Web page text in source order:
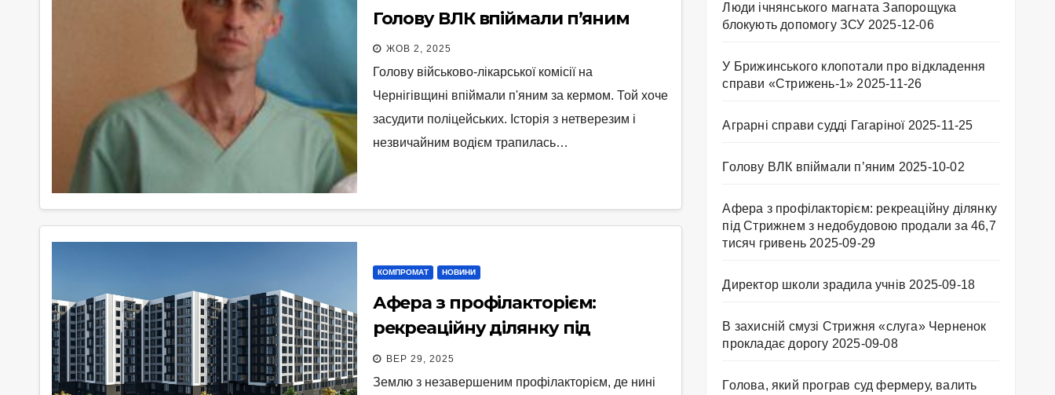
Голову ВЛК впіймали п’яним
ЖОВ 2, 2025
Голову військово-лікарської комісії на
Чернігівщині впіймали п'яним за кермом. Той хоче
засудити поліцейських. Історія з нетверезим і
незвичайним водієм трапилась…
КОМПРОМАТ НОВИНИ
Афера з профілакторієм:
рекреаційну ділянку під
Стрижнем з недобудовою
продали за 46,7 тисяч гривень
ВЕР 29, 2025
Землю з незавершеним профілакторієм, де нині
Люди ічнянського магната Запорощука
блокують допомогу ЗСУ 2025-12-06
У Брижинського клопотали про відкладення
справи «Стрижень-1» 2025-11-26
Аграрні справи судді Гагаріної 2025-11-25
Голову ВЛК впіймали п’яним 2025-10-02
Афера з профілакторієм: рекреаційну ділянку
під Стрижнем з недобудовою продали за 46,7
тисяч гривень 2025-09-29
Директор школи зрадила учнів 2025-09-18
В захисній смузі Стрижня «слуга» Черненок
прокладає дорогу 2025-09-08
Голова, який програв суд фермеру, валить